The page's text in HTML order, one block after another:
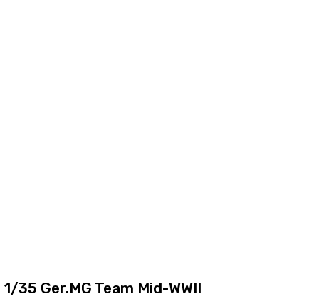
1/35 Ger.MG Team Mid-WWII